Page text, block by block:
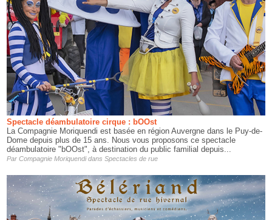
Spectacle déambulatoire cirque : bOOst
La Compagnie Moriquendi est basée en région Auvergne dans le Puy-de-
Dome depuis plus de 15 ans. Nous vous proposons ce spectacle
déambulatoire "bOOst", à destination du public familial depuis...
Par Compagnie Moriquendidans Spectacles de rue